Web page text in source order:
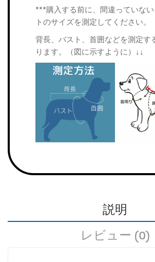
***購入する前に、間違っていな
トのサイズを測定してください。
背長、バスト、首囲などを測定す
ります。（図に示すように）↓↓
説明
レビュー (0)